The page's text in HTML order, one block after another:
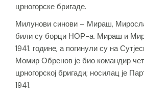
црногорске бригаде.
Милунови синови – Мираш,
били су борци НОР-а. Мираш и
1941. године, а погинули су на
Момир Обренов је био командир
црногорској бригади; носилац је
1941.